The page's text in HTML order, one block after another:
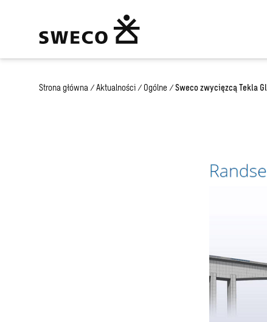
Strona główna / Aktualności / Ogólne / Sweco zwycięzcą Tekla